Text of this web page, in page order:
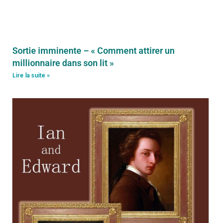
Sortie imminente – « Comment attirer un
millionnaire dans son lit »
Lire la suite »